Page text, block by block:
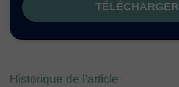
TÉLÉCHARGER
Historique de l’article